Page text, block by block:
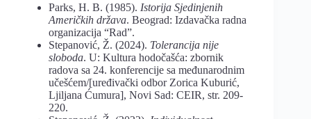
Parks, H. B. (1985). Istorija Sjedinjenih
Američkih država. Beograd: Izdavačka radna
organizacija “Rad”.
Stepanović, Ž. (2024). Tolerancija nije
sloboda. U: Kultura hodočašća: zbornik
radova sa 24. konferencije sa međunarodnim
učešćem/[uređivački odbor Zorica Kuburić,
Ljiljana Ćumura], Novi Sad: CEIR, str. 209-
220.